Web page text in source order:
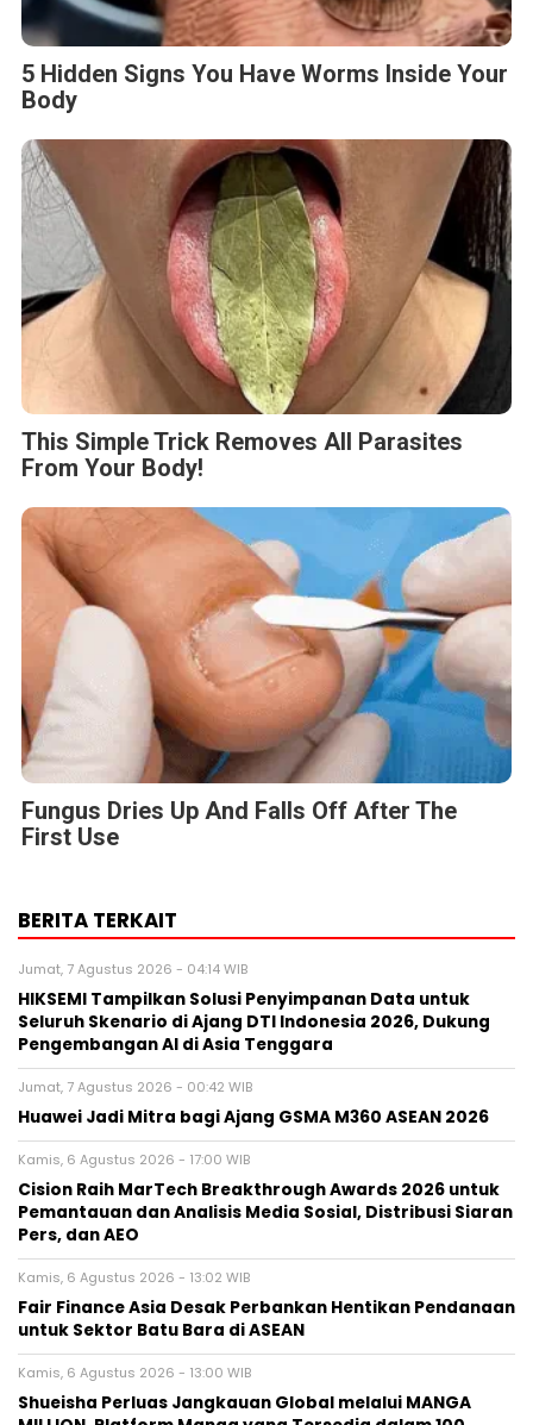
5 Hidden Signs You Have Worms Inside Your
Body
This Simple Trick Removes All Parasites
From Your Body!
Fungus Dries Up And Falls Off After The
First Use
BERITA TERKAIT
Jumat, 7 Agustus 2026 - 04:14 WIB
HIKSEMI Tampilkan Solusi Penyimpanan Data untuk
Seluruh Skenario di Ajang DTI Indonesia 2026, Dukung
Pengembangan AI di Asia Tenggara
Jumat, 7 Agustus 2026 - 00:42 WIB
Huawei Jadi Mitra bagi Ajang GSMA M360 ASEAN 2026
Kamis, 6 Agustus 2026 - 17:00 WIB
Cision Raih MarTech Breakthrough Awards 2026 untuk
Pemantauan dan Analisis Media Sosial, Distribusi Siaran
Pers, dan AEO
Kamis, 6 Agustus 2026 - 13:02 WIB
Fair Finance Asia Desak Perbankan Hentikan Pendanaan
untuk Sektor Batu Bara di ASEAN
Kamis, 6 Agustus 2026 - 13:00 WIB
Shueisha Perluas Jangkauan Global melalui MANGA